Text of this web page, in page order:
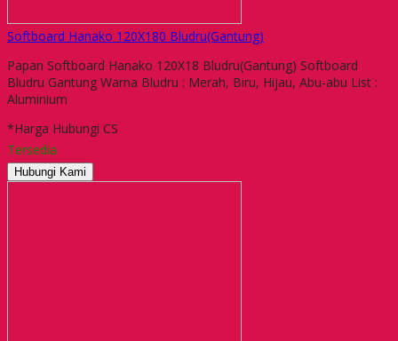
Softboard Hanako 120X180 Bludru(Gantung)
Papan Softboard Hanako 120X18 Bludru(Gantung) Softboard
Bludru Gantung Warna Bludru : Merah, Biru, Hijau, Abu-abu List :
Aluminium
*Harga Hubungi CS
Tersedia
Hubungi Kami